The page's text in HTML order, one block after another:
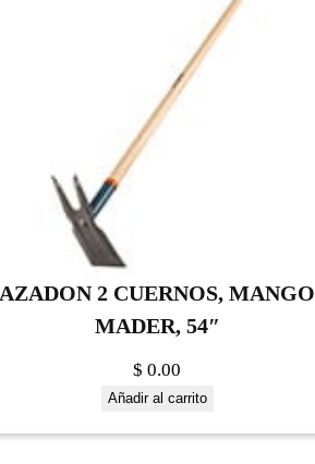
AZADON 2 CUERNOS, MANGO
MADER, 54″
$ 0.00
Añadir al carrito